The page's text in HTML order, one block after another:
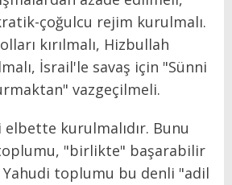
çoğulcu rejim kurulmalı.
kırılmalı, Hizbullah
İsrail'le savaş için "Sünni
vazgeçilmeli.
kurulmalıdır. Bunu
"birlikte" başarabilir
toplumu bu denli "adil